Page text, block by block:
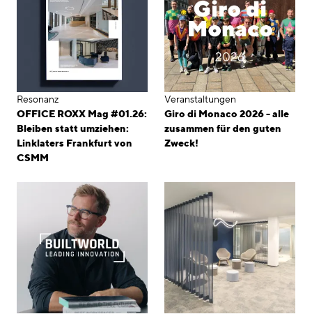
Resonanz
OFFICE ROXX Mag #01.26:
Bleiben statt umziehen:
Linklaters Frankfurt von
CSMM
Veranstaltungen
Giro di Monaco 2026 - alle
zusammen für den guten
Zweck!